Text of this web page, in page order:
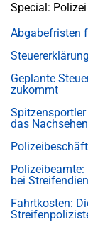
Special: Polizei
Abgabefristen
Geplante
zukommt
das Nachsehen
bei
Fahrtkosten: